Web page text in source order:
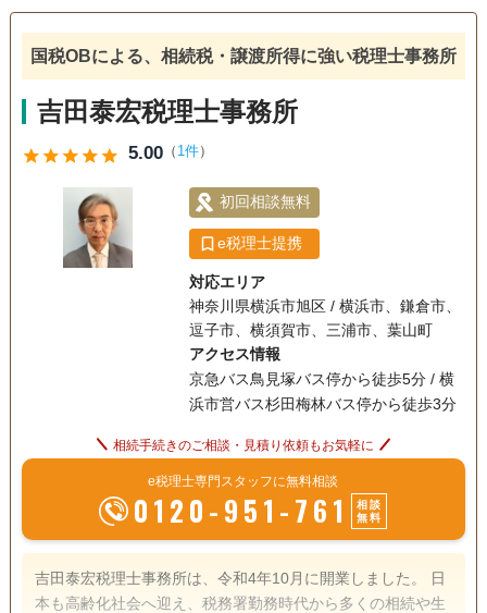
電話相談可 訪問可 女性スタッフ対応可 土日相談可
初回相談無料 18時以降相談可 オンライン面談可
事務所面談可
国税OBによる、相続税・譲渡所得に強い税理士事務所
吉田泰宏税理士事務所
starstarstarstarstar 5.00（ 1件）
初回相談無料
e税理士提携
対応エリア
神奈川県横浜市旭区 / 横浜市、鎌倉市、
逗子市、横須賀市、三浦市、葉山町
アクセス情報
京急バス鳥見塚バス停から徒歩5分 / 横
浜市営バス杉田梅林バス停から徒歩3分
相続手続きのご相談・見積り依頼もお気軽に
e税理士専門スタッフに無料相談
0120-951-761
相談
無料
吉田泰宏税理士事務所は、令和4年10月に開業しました。 日
本も高齢化社会へ迎え、税務署勤務時代から多くの相続や生